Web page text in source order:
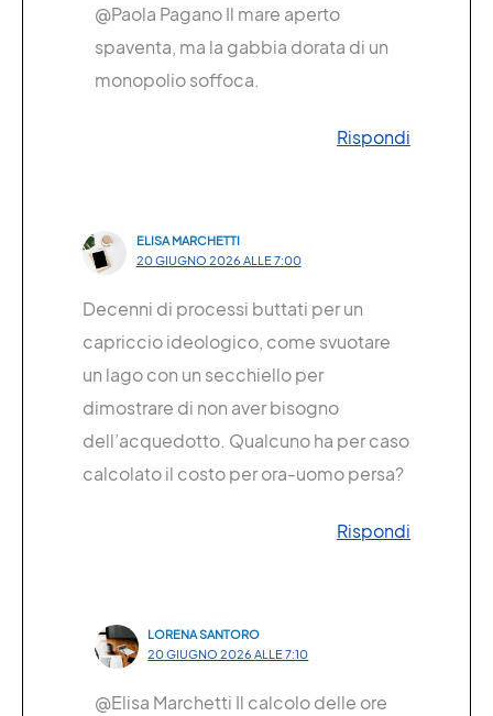
@Paola Pagano Il mare aperto
spaventa, ma la gabbia dorata di un
monopolio soffoca.
Rispondi
ELISA MARCHETTI
20 GIUGNO 2026 ALLE 7:00
Decenni di processi buttati per un
capriccio ideologico, come svuotare
un lago con un secchiello per
dimostrare di non aver bisogno
dell’acquedotto. Qualcuno ha per caso
calcolato il costo per ora-uomo persa?
Rispondi
LORENA SANTORO
20 GIUGNO 2026 ALLE 7:10
@Elisa Marchetti Il calcolo delle ore